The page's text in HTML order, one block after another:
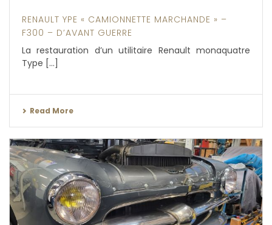
RENAULT YPE « CAMIONNETTE MARCHANDE » –
F300 – D’AVANT GUERRE
La restauration d’un utilitaire Renault monaquatre
Type [...]
Read More